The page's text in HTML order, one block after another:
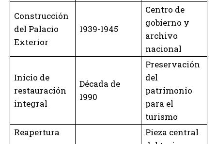
Construcción
del Palacio
Exterior
1939-1945
Centro de
gobierno y
archivo
nacional
Inicio de
restauración
integral
Década de
1990
Preservación
del
patrimonio
para el
turismo
Reapertura
Pieza central